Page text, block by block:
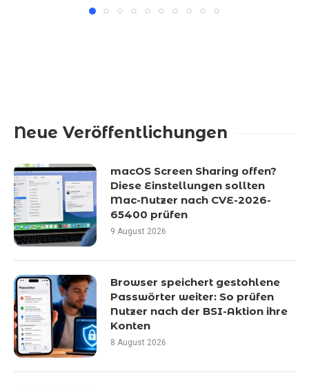
Neue Veröffentlichungen
macOS Screen Sharing offen?
Diese Einstellungen sollten
Mac-Nutzer nach CVE-2026-
65400 prüfen
9 August 2026
Browser speichert gestohlene
Passwörter weiter: So prüfen
Nutzer nach der BSI-Aktion ihre
Konten
8 August 2026